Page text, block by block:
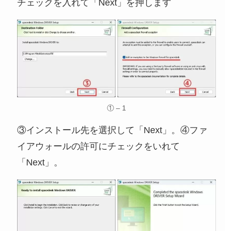
チェックを入れて「Next」を押します
① – 1
③インストール先を選択して「Next」。④ファ
イアウォールの許可にチェックをいれて
「Next」。